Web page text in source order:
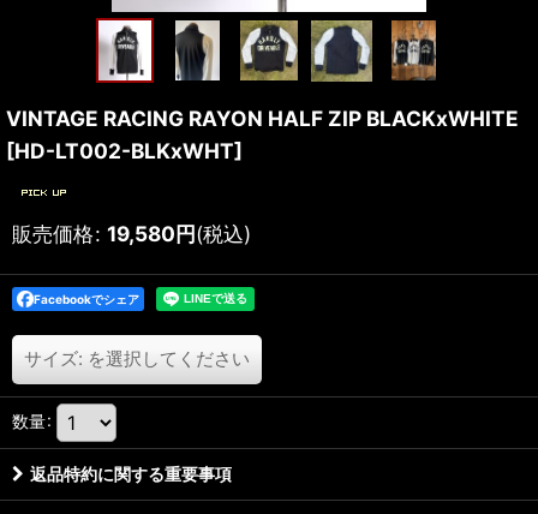
VINTAGE RACING RAYON HALF ZIP BLACKxWHITE
[HD-LT002-BLKxWHT]
販売価格: 19,580円(税込)
Facebookでシェア
サイズ: を選択してください
数量:
返品特約に関する重要事項